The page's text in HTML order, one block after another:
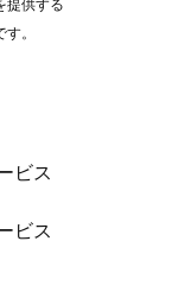
提供する
。
ビス
ビス